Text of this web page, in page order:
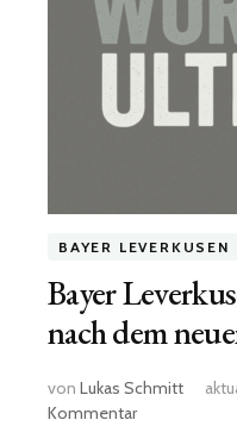
BAYER LEVERKUSEN
Bayer
nach dem
von Lukas Schmitt
Kommentarzu